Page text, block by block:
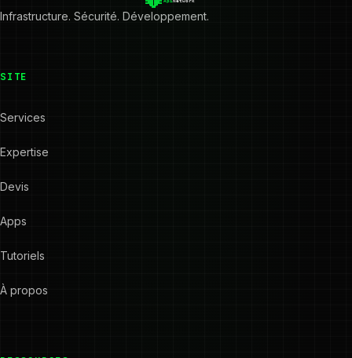
Infrastructure. Sécurité. Développement.
SITE
Services
Expertise
Devis
Apps
Tutoriels
À propos